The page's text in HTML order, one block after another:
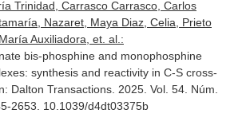
Trinidad, Carrasco Carrasco, Carlos
Nazaret, Maya Diaz, Celia, Prieto
Auxiliadora, et. al.:
bis-phosphine and monophosphine
synthesis and reactivity in C-S cross-
Dalton Transactions. 2025. Vol. 54. Núm.
2653. 10.1039/d4dt03375b